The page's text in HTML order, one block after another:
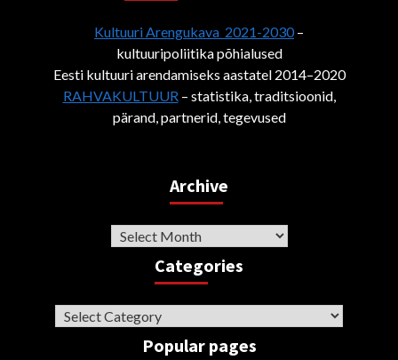
Kultuuri Arengukava 2021-2030–
kultuuripoliitika põhialused
Eesti kultuuri arendamiseks aastatel 2014–2020
RAHVAKULTUUR– statistika, traditsioonid,
pärand, partnerid, tegevused
Archive
Archive
Categories
Categories
Popular pages